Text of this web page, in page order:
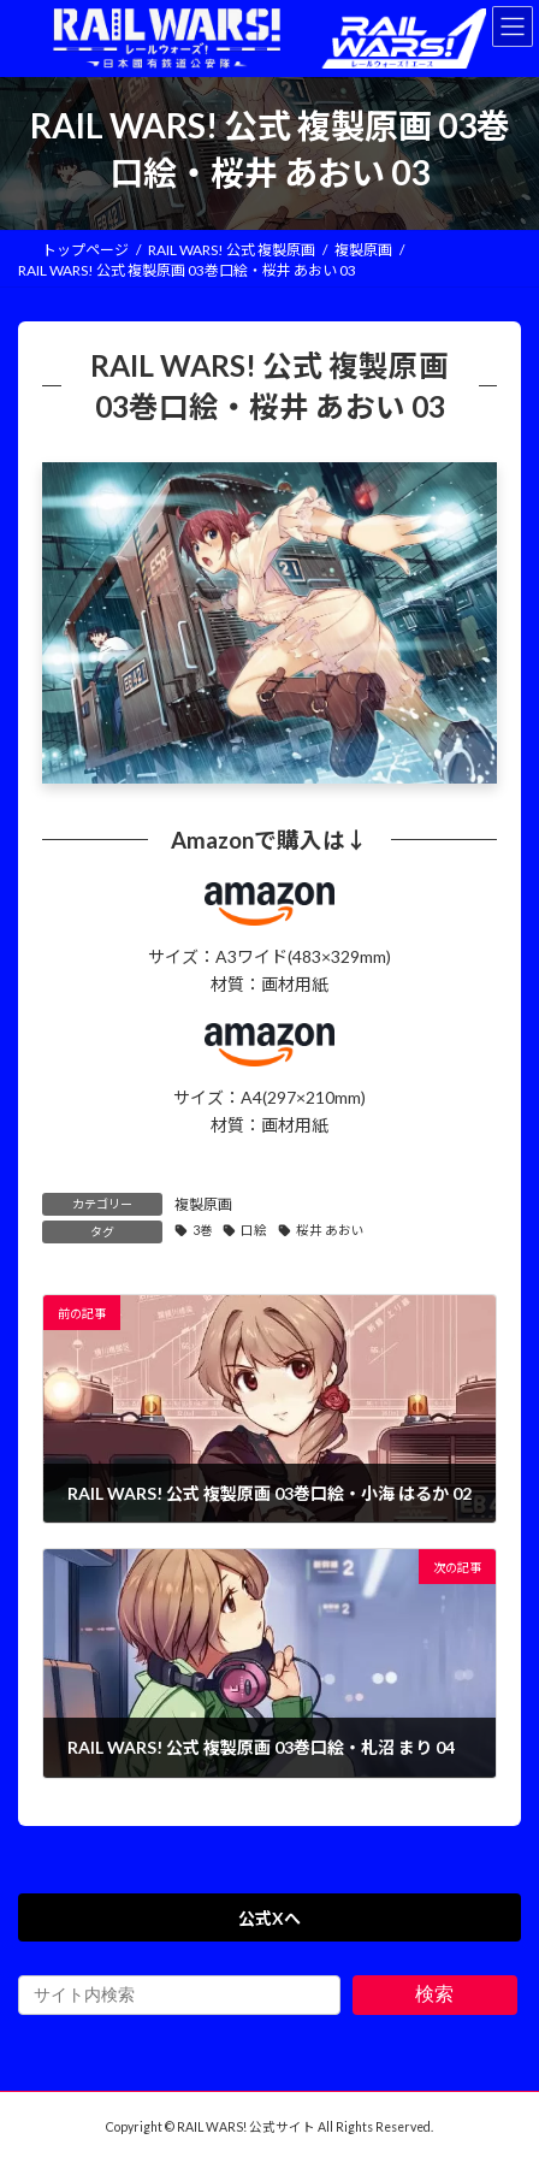
ン
キ
ッ
プ
ー
に
移
動
RAIL WARS! 公式 複製原画 03巻
口絵・桜井 あおい 03
トップページ RAIL WARS! 公式 複製原画
複製原画
RAIL WARS! 公式 複製原画 03巻口絵・桜井 あおい 03
RAIL WARS! 公式 複製原画
03巻口絵・桜井 あおい 03
Amazonで購入は↓
サイズ：A3ワイド(483×329mm)
材質：画材用紙
サイズ：A4(297×210mm)
材質：画材用紙
カテゴリー 複製原画
タグ 3巻 口絵 桜井 あおい
前の記事
RAIL WARS! 公式 複製原画 03巻口絵・小海 はるか 02
次の記事
RAIL WARS! 公式 複製原画 03巻口絵・札沼 まり 04
公式Xへ
検索
Copyright © RAIL WARS! 公式サイト All Rights Reserved.